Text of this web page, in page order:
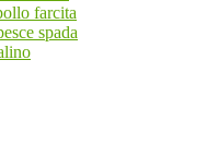
farcita
spada